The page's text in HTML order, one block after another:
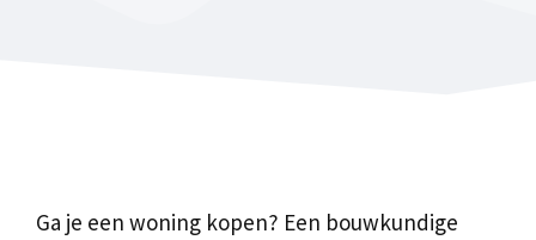
Ga je een woning kopen? Een bouwkundige